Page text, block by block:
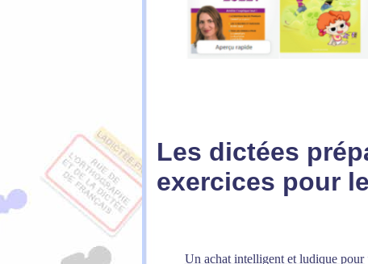
Les dictées
exercices pour
Un achat intelligent et ludique pour